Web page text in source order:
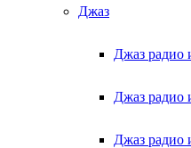
Джаз
Джаз радио
Джаз радио
Джаз радио